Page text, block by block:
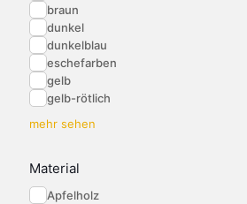
braun
dunkel
dunkelblau
eschefarben
gelb
gelb-rötlich
mehr sehen
Material
Apfelholz